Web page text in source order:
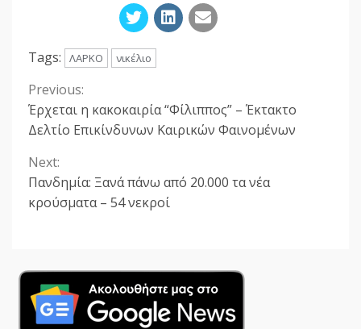
Tags: ΛΑΡΚΟ νικέλιο
Continue
Reading
Previous:
Έρχεται η κακοκαιρία “Φίλιππος” – Έκτακτο
Δελτίο Επικίνδυνων Καιρικών Φαινομένων
Next:
Πανδημία: Ξανά πάνω από 20.000 τα νέα
κρούσματα – 54 νεκροί